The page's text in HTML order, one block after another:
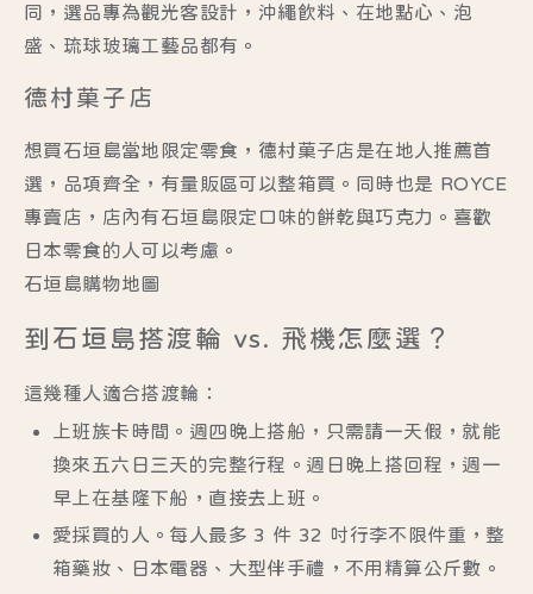
同，選品專為觀光客設計，沖繩飲料、在地點心、泡
盛、琉球玻璃工藝品都有。
德村菓子店
想買石垣島當地限定零食，德村菓子店是在地人推薦首
選，品項齊全，有量販區可以整箱買。同時也是 ROYCE
專賣店，店內有石垣島限定口味的餅乾與巧克力。喜歡
日本零食的人可以考慮。
石垣島購物地圖
到石垣島搭渡輪 vs. 飛機怎麼選？
這幾種人適合搭渡輪：
上班族卡時間。週四晚上搭船，只需請一天假，就能
換來五六日三天的完整行程。週日晚上搭回程，週一
早上在基隆下船，直接去上班。
愛採買的人。每人最多 3 件 32 吋行李不限件重，整
箱藥妝、日本電器、大型伴手禮，不用精算公斤數。